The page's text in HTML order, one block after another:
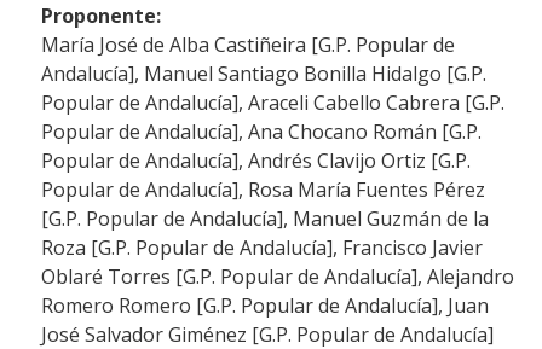
Proponente:
María José de Alba Castiñeira [G.P. Popular de
Andalucía], Manuel Santiago Bonilla Hidalgo [G.P.
Popular de Andalucía], Araceli Cabello Cabrera [G.P.
Popular de Andalucía], Ana Chocano Román [G.P.
Popular de Andalucía], Andrés Clavijo Ortiz [G.P.
Popular de Andalucía], Rosa María Fuentes Pérez
[G.P. Popular de Andalucía], Manuel Guzmán de la
Roza [G.P. Popular de Andalucía], Francisco Javier
Oblaré Torres [G.P. Popular de Andalucía], Alejandro
Romero Romero [G.P. Popular de Andalucía], Juan
José Salvador Giménez [G.P. Popular de Andalucía]